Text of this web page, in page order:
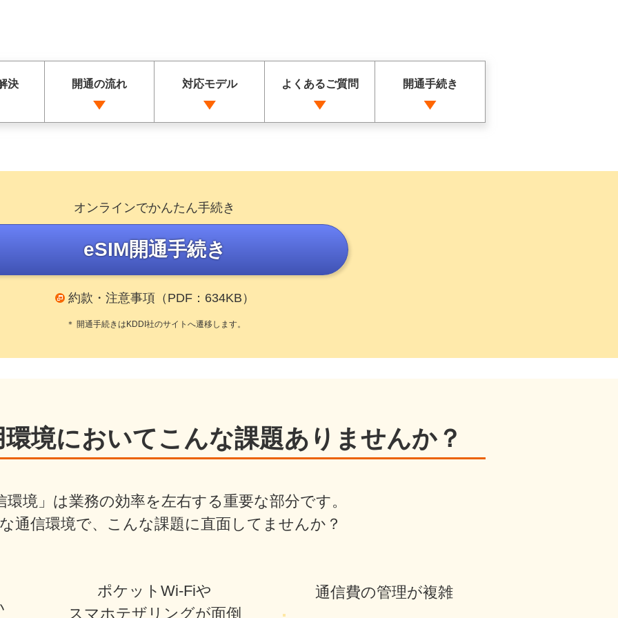
決 開通の流れ 対応モデル よくあるご質問 開通手続き
オンラインでかんたん手続き
eSIM開通手続き
約款・注意事項（PDF：634KB）
＊ 開通手続きはKDDI社のサイトへ遷移します。
境においてこんな課題ありませんか？
環境」は業務の効率を左右する重要な部分です。
通信環境で、こんな課題に直面してませんか？
ポケットWi-Fiや
スマホテザリングが面倒
通信費の管理が複雑